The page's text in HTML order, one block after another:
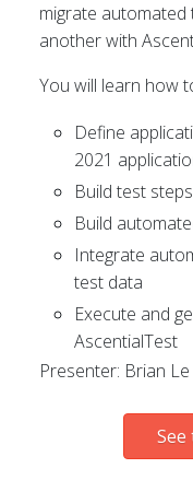
migrate
another with
You will learn how
Define
2021
Build test
Build
Integrate
test data
Execute and
AscentialTest
Presenter: Brian